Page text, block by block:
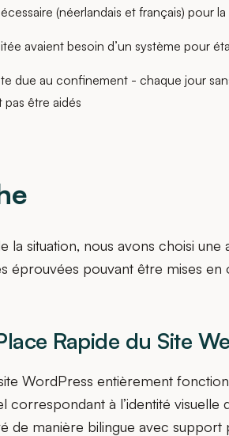
(néerlandais et français) pour
avaient besoin d’un système pour
due au confinement - chaque jour
être aidés
la situation, nous avons choisi
éprouvées pouvant être mises
Rapide du Site
WordPress entièrement
à l’identité visuelle
de manière bilingue avec support